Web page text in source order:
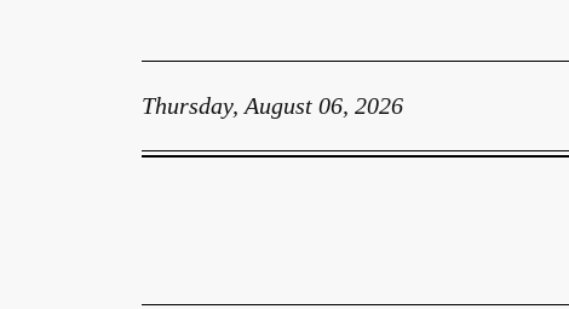
Thursday, August 06, 2026